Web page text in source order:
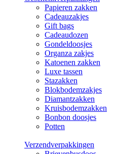
Papieren zakken
Cadeauzakjes
Gift bags
Cadeaudozen
Gondeldoosjes
Organza zakjes
Katoenen zakken
Luxe tassen
Stazakken
Blokbodemzakjes
Diamantzakken
Kruisbodemzakken
Bonbon doosjes
Potten
Verzendverpakkingen